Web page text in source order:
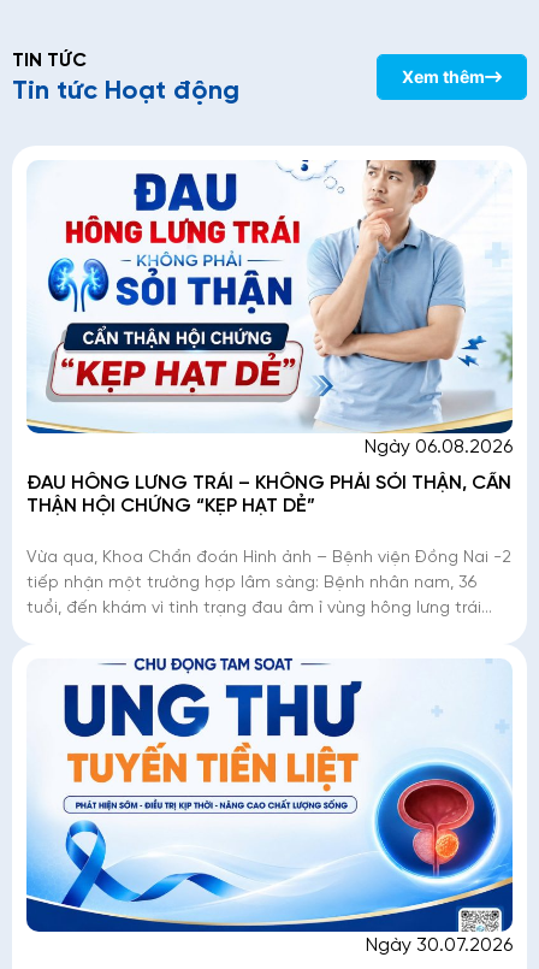
TIN TỨC
Tin tức Hoạt động
Xem thêm
Ngày 06.08.2026
ĐAU HÔNG LƯNG TRÁI – KHÔNG PHẢI SỎI THẬN, CẨN
THẬN HỘI CHỨNG “KẸP HẠT DẺ”
Vừa qua, Khoa Chẩn đoán Hình ảnh – Bệnh viện Đồng Nai -2
tiếp nhận một trường hợp lâm sàng: Bệnh nhân nam, 36
tuổi, đến khám vì tình trạng đau âm ỉ vùng hông lưng trái
Ngày 30.07.2026